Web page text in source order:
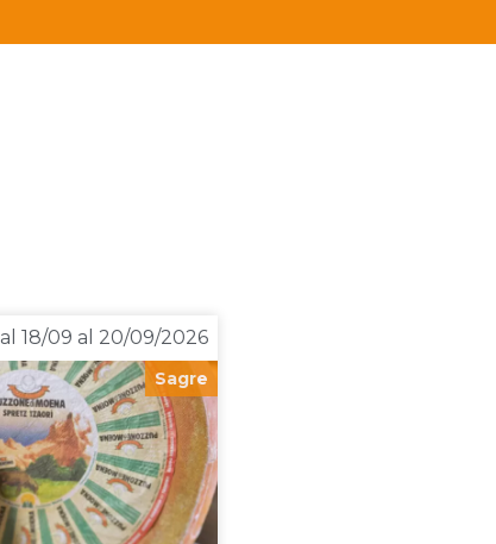
18/09 al 20/09/2026
Sagre